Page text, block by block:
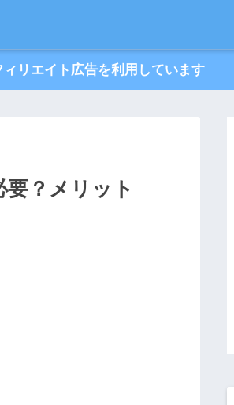
リエイト広告を利用しています
要？メリット